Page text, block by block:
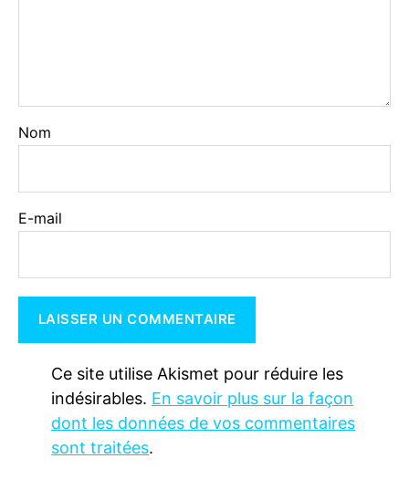
Nom
E-mail
Ce site utilise Akismet pour réduire les
indésirables. En savoir plus sur la façon
dont les données de vos commentaires
sont traitées.